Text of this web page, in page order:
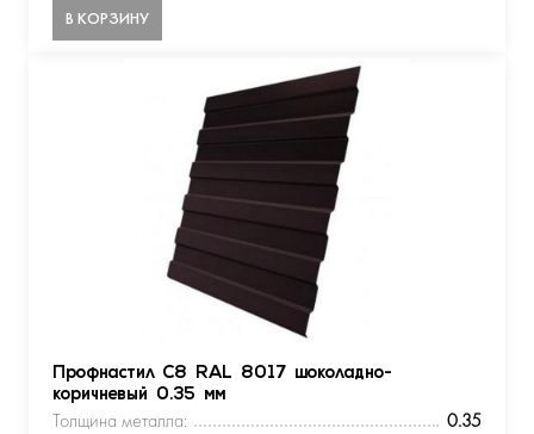
В КОРЗИНУ
Профнастил С8 RAL 8017 шоколадно-
коричневый 0.35 мм
Толщина металла:
0.35